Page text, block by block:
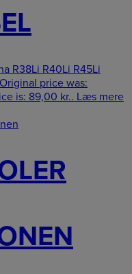
R38Li R40Li R45Li
Original price was:
is: 89,00 kr.. Læs mere